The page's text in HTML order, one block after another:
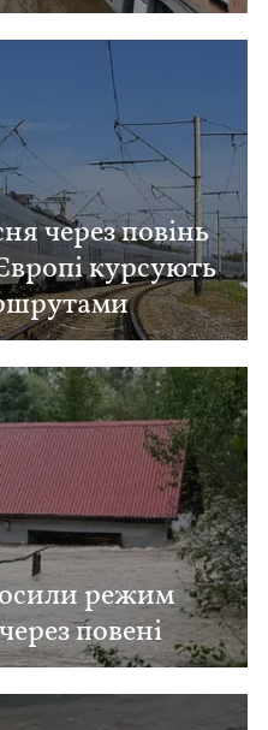
через повінь
курсують
режим
повені